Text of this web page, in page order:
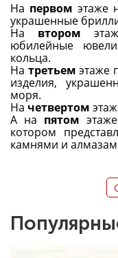
На первом этаже
украшенные
На втором
юбилейные
кольца.
На третьемэтаже
изделия,
моря.
На четвертом
А на пятом
котором
камнями и